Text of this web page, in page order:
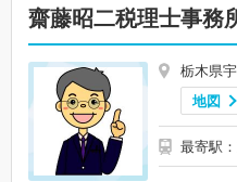
齋藤昭二税理士事務
栃木県
地図
最寄駅